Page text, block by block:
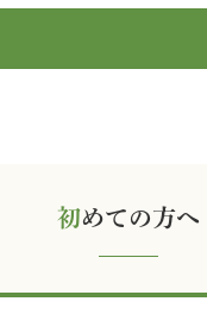
初めての方へ